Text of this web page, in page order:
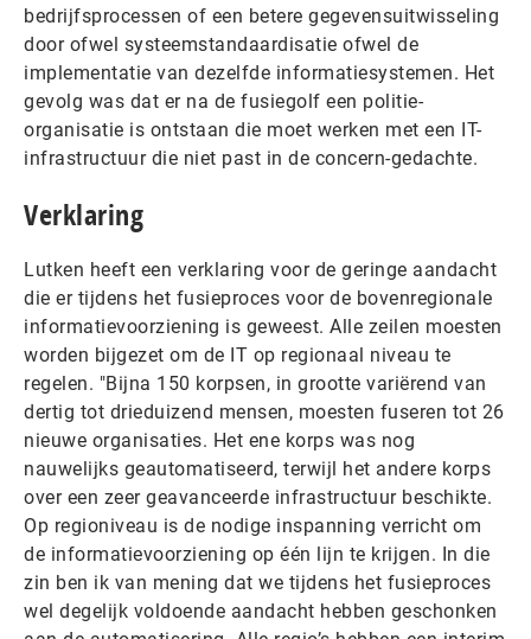
bedrijfsprocessen of een betere gegevensuitwisseling
door ofwel systeemstandaardisatie ofwel de
implementatie van dezelfde informatiesystemen. Het
gevolg was dat er na de fusiegolf een politie-
organisatie is ontstaan die moet werken met een IT-
infrastructuur die niet past in de concern-gedachte.
Verklaring
Lutken heeft een verklaring voor de geringe aandacht
die er tijdens het fusieproces voor de bovenregionale
informatievoorziening is geweest. Alle zeilen moesten
worden bijgezet om de IT op regionaal niveau te
regelen. "Bijna 150 korpsen, in grootte variërend van
dertig tot drieduizend mensen, moesten fuseren tot 26
nieuwe organisaties. Het ene korps was nog
nauwelijks geautomatiseerd, terwijl het andere korps
over een zeer geavanceerde infrastructuur beschikte.
Op regioniveau is de nodige inspanning verricht om
de informatievoorziening op één lijn te krijgen. In die
zin ben ik van mening dat we tijdens het fusieproces
wel degelijk voldoende aandacht hebben geschonken